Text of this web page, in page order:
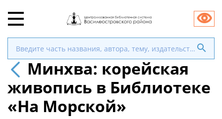
Минхва: корейская
живопись в Библиотеке
«На Морской»